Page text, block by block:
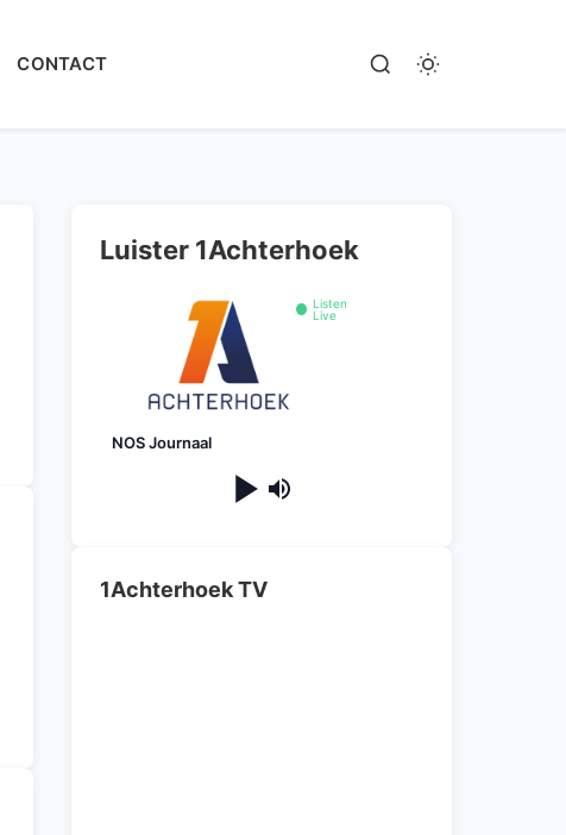
CONTACT
Luister 1Achterhoek
Listen
Live
NOS Journaal
1Achterhoek TV